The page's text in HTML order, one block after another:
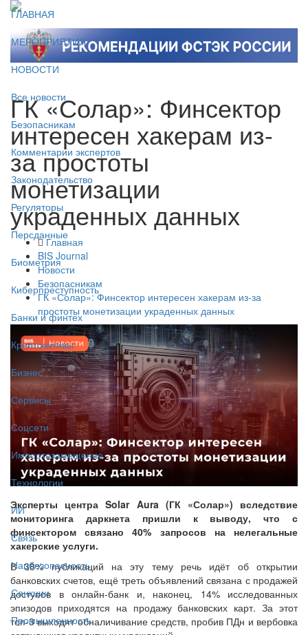
ГЛАВНАЯ
МЕРОПРИЯТИЯ
НОВОСТИ
Все новости
Безопасникам
Комментарии экспертов
Законодательство
Регуляторы
Персданные
Биометрия
Киберпреступность
Банки и финтех
Криптоактивы
Бизнес
Сервисы
Соцсети
Импортозамещение
Технологии
ИИ
Связь
Нацбезопасность
Санкции
Промышленность
ГК «Солар»: Финсектор
интересен хакерам из-
за простоты
монетизации
украденных данных
Главная
BIS Journal
Новости
Безопасникам
ГК «Солар»: Финсектор интересен хакерам из-за
простоты монетизации украденных данных
Эксперты центра Solar Aura (ГК «Солар») вследствие
мониторинга даркнета пришли к выводу, что с
финсектором связано 40% запросов на нелегальные
хакерские услуги.
В 38% публикаций на эту тему речь идёт об открытии
банковских счетов, ещё треть объявлений связана с продажей
доступов в онлайн-банк и, наконец, 14% исследованных
эпизодов приходятся на продажу банковских карт. За этот
топ-3 выходят обналичивание средств, пробив ПДн и вербовка